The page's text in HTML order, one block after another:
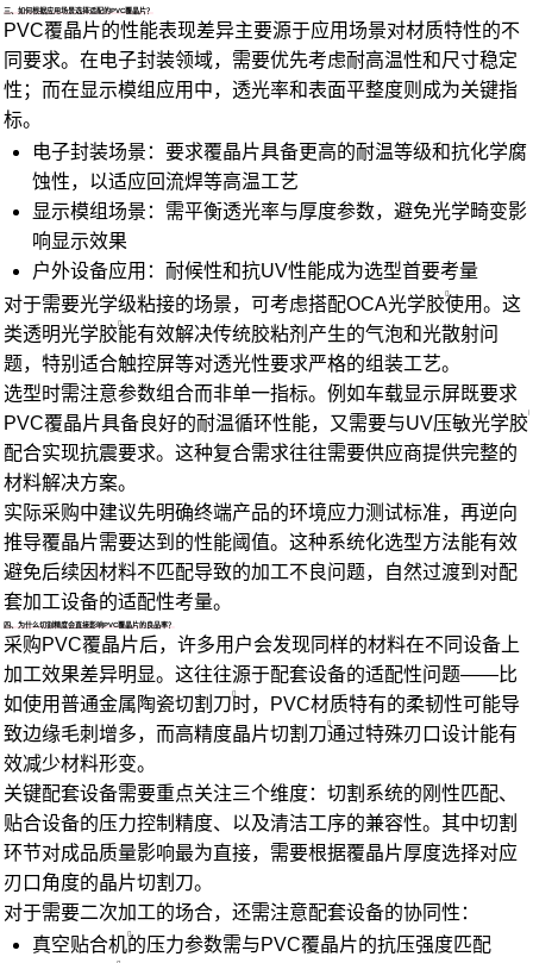
三、如何根据应用场景选择适配的PVC覆晶片？
PVC覆晶片的性能表现差异主要源于应用场景对材质特性的不
同要求。在电子封装领域，需要优先考虑耐高温性和尺寸稳定
性；而在显示模组应用中，透光率和表面平整度则成为关键指
标。
电子封装场景：要求覆晶片具备更高的耐温等级和抗化学腐
蚀性，以适应回流焊等高温工艺
显示模组场景：需平衡透光率与厚度参数，避免光学畸变影
响显示效果
户外设备应用：耐候性和抗UV性能成为选型首要考量
对于需要光学级粘接的场景，可考虑搭配OCA光学胶使用。这
类透明光学胶能有效解决传统胶粘剂产生的气泡和光散射问
题，特别适合触控屏等对透光性要求严格的组装工艺。
选型时需注意参数组合而非单一指标。例如车载显示屏既要求
PVC覆晶片具备良好的耐温循环性能，又需要与UV压敏光学胶
配合实现抗震要求。这种复合需求往往需要供应商提供完整的
材料解决方案。
实际采购中建议先明确终端产品的环境应力测试标准，再逆向
推导覆晶片需要达到的性能阈值。这种系统化选型方法能有效
避免后续因材料不匹配导致的加工不良问题，自然过渡到对配
套加工设备的适配性考量。
四、为什么切割精度会直接影响PVC覆晶片的良品率？
采购PVC覆晶片后，许多用户会发现同样的材料在不同设备上
加工效果差异明显。这往往源于配套设备的适配性问题——比
如使用普通金属陶瓷切割刀时，PVC材质特有的柔韧性可能导
致边缘毛刺增多，而高精度晶片切割刀通过特殊刃口设计能有
效减少材料形变。
关键配套设备需要重点关注三个维度：切割系统的刚性匹配、
贴合设备的压力控制精度、以及清洁工序的兼容性。其中切割
环节对成品质量影响最为直接，需要根据覆晶片厚度选择对应
刃口角度的晶片切割刀。
对于需要二次加工的场合，还需注意配套设备的协同性：
真空贴合机的压力参数需与PVC覆晶片的抗压强度匹配